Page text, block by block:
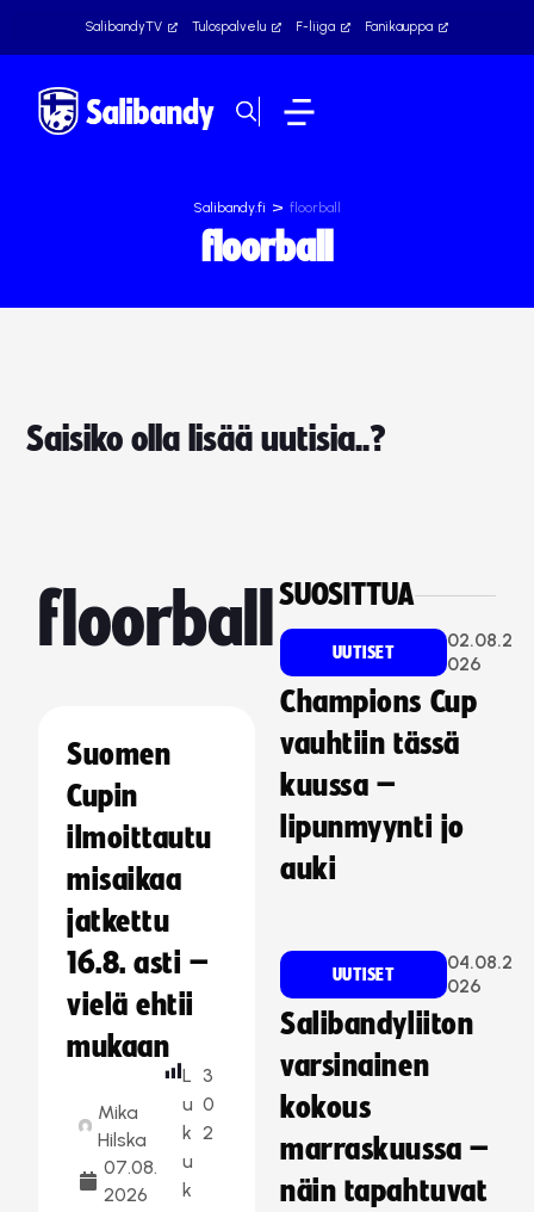
SalibandyTV Tulospalvelu F-liiga Fanikauppa
Salibandy.fi > floorball
floorball
Saisiko olla lisää uutisia..?
floorball
Suomen
Cupin
ilmoittautu
misaikaa
jatkettu
16.8. asti –
vielä ehtii
mukaan
Mika
Hilska
07.08.
2026
L
u
k
u
k
3
0
2
SUOSITTUA
UUTISET
02.08.2
026
Champions Cup
vauhtiin tässä
kuussa –
lipunmyynti jo
auki
UUTISET
04.08.2
026
Salibandyliiton
varsinainen
kokous
marraskuussa –
näin tapahtuvat